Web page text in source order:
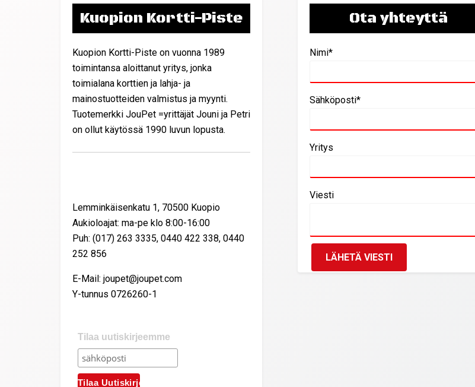
Kuopion Kortti-Piste
Kuopion Kortti-Piste on vuonna 1989
toimintansa aloittanut yritys, jonka
toimialana korttien ja lahja- ja
mainostuotteiden valmistus ja myynti.
Tuotemerkki JouPet =yrittäjät Jouni ja Petri
on ollut käytössä 1990 luvun lopusta.
Lemminkäisenkatu 1, 70500 Kuopio
Aukioloajat: ma-pe klo 8:00-16:00
Puh: (017) 263 3335, 0440 422 338, 0440
252 856
E-Mail: joupet@joupet.com
Y-tunnus 0726260-1
Tilaa uutiskirjeemme
Ota yhteyttä
Nimi*
Sähköposti*
Yritys
Viesti